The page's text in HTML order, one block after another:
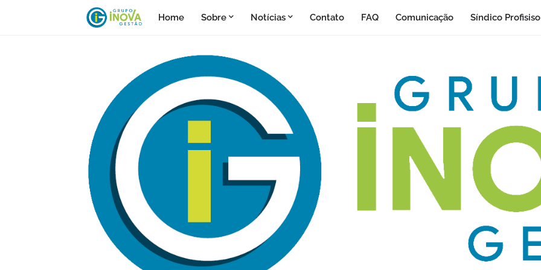
Home Sobre Notícias Contato FAQ Comunicação Síndico